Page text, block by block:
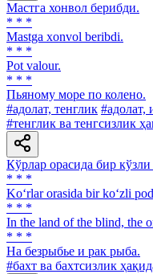
Мастга хонвол берибди.
* * *
Mastga xonvol beribdi.
* * *
Pot valour.
* * *
Пьяному море по колено.
#адолат, тенглик #адолат,
#тенглик ва тенгсизлик
Кўрлар орасида бир
* * *
Ko‘rlar orasida bir ko‘zli
* * *
In the land of the blind, the
* * *
Ha безрыбье и рак рыба.
#бахт ва бахтсизлик